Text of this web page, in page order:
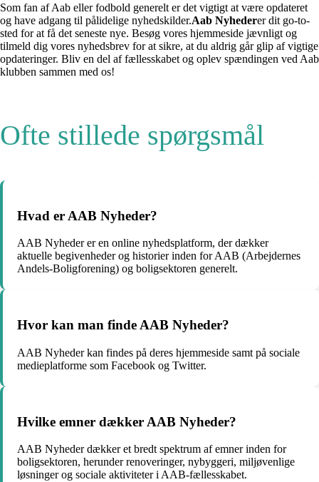
Som fan af Aab eller fodbold generelt er det vigtigt at være opdateret
og have adgang til pålidelige nyhedskilder.Aab Nyhederer dit go-to-
sted for at få det seneste nye. Besøg vores hjemmeside jævnligt og
tilmeld dig vores nyhedsbrev for at sikre, at du aldrig går glip af vigtige
opdateringer. Bliv en del af fællesskabet og oplev spændingen ved Aab
klubben sammen med os!
Ofte stillede spørgsmål
Hvad er AAB Nyheder?
AAB Nyheder er en online nyhedsplatform, der dækker
aktuelle begivenheder og historier inden for AAB (Arbejdernes
Andels-Boligforening) og boligsektoren generelt.
Hvor kan man finde AAB Nyheder?
AAB Nyheder kan findes på deres hjemmeside samt på sociale
medieplatforme som Facebook og Twitter.
Hvilke emner dækker AAB Nyheder?
AAB Nyheder dækker et bredt spektrum af emner inden for
boligsektoren, herunder renoveringer, nybyggeri, miljøvenlige
løsninger og sociale aktiviteter i AAB-fællesskabet.